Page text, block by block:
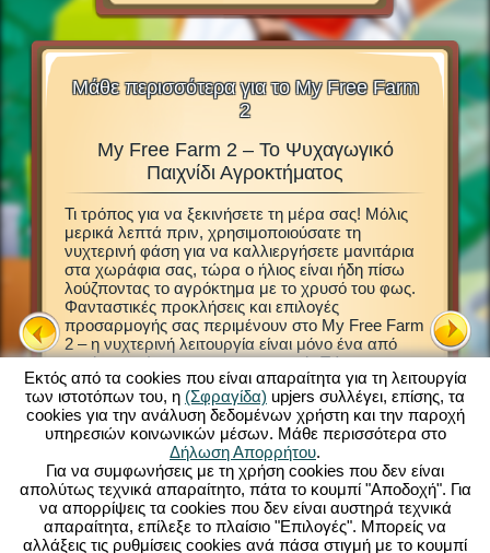
Μάθε περισσότερα για το My Free Farm
2
ζώων
και
My Free Farm 2 – Το Ψυχαγωγικό
Παιχνίδι Αγροκτήματος
Τι τρόπος για να ξεκινήσετε τη μέρα σας! Μόλις
μερικά λεπτά πριν, χρησιμοποιούσατε τη
νυχτερινή φάση για να καλλιεργήσετε μανιτάρια
στα χωράφια σας, τώρα ο ήλιος είναι ήδη πίσω
λούζποντας το αγρόκτημα με το χρυσό του φως.
Φανταστικές προκλήσεις και επιλογές
προσαρμογής σας περιμένουν στο My Free Farm
2 – η νυχτερινή λειτουργία είναι μόνο ένα από
αυτά τα αμέτρητα χαρακτηριστικά. Τώρα
μπορείτε να απολαύσετε το επιτυχημένο παιχνίδι
My Free Farm 2 στο PC σας. Η έκδοση του
browser παιχνιδιού παρέχει την ίδια εκπληκτική
διασκέδαση παιχνιδιών αγροκτήματος που
γνωρίζετε και αγαπάτε. Φροντίστε ζώα,
καλλιεργήστε τα χωράφια σας, φέρτε τη
συγκομιδή και παράγετε νόστιμα προϊόντα για
τους πελάτες σας. Εγγραφείτε τώρα δωρεάν και
ξεκινήστε!
Αυτό
Μέσα
να
φυτά.
αγαθά
σας,
ζωικά
Εκτός από τα cookies που είναι απαραίτητα για τη λειτουργία
των ιστοτόπων του, η (Σφραγίδα) upjers συλλέγει, επίσης, τα
cookies για την ανάλυση δεδομένων χρήστη και την παροχή
υπηρεσιών κοινωνικών μέσων. Μάθε περισσότερα στο
Δήλωση Απορρήτου.
Για να συμφωνήσεις με τη χρήση cookies που δεν είναι
απολύτως τεχνικά απαραίτητο, πάτα το κουμπί "Αποδοχή". Για
να απορρίψεις τα cookies που δεν είναι αυστηρά τεχνικά
απαραίτητα, επίλεξε το πλαίσιο "Επιλογές". Μπορείς να
αλλάξεις τις ρυθμίσεις cookies ανά πάσα στιγμή με το κουμπί